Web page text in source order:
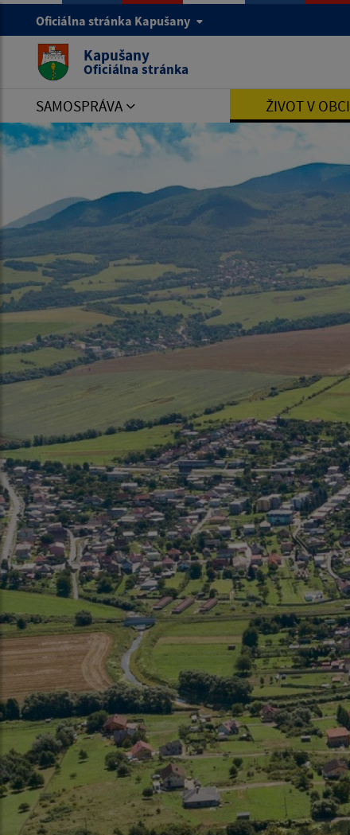
Oficiálna stránka Kapušany
Kapušany
Oficiálna stránka
SAMOSPRÁVA ŽIVOT V OBCI